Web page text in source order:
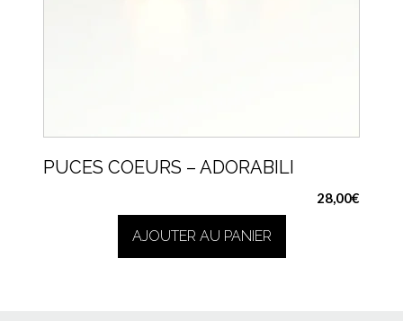
PUCES COEURS – ADORABILI
28,00€
AJOUTER AU PANIER